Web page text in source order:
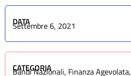
DATA
Settembre 6, 2021
CATEGORIA
Bandi Nazionali, Finanza Agevolata,